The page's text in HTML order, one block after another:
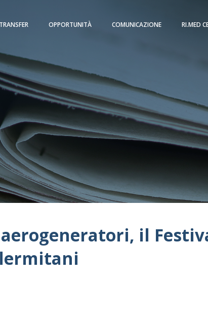
OPPORTUNITÀ COMUNICAZIONE RI.MED
il